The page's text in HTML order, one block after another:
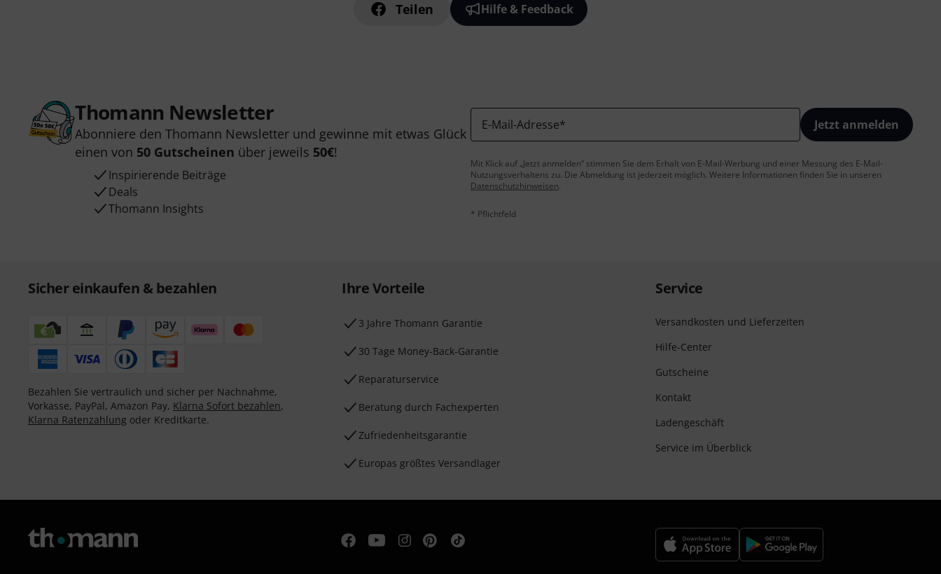
Teilen Hilfe & Feedback
Thomann Newsletter
Abonniere den Thomann Newsletter und gewinne mit etwas Glück
einen von 50 Gutscheinen über jeweils 50€!
Inspirierende Beiträge
Deals
Thomann Insights
E-Mail-Adresse* Jetzt anmelden
Mit Klick auf „Jetzt anmelden“ stimmen Sie dem Erhalt von E-Mail-Werbung und einer Messung des E-Mail-
Nutzungsverhaltens zu. Die Abmeldung ist jederzeit möglich. Weitere Informationen finden Sie in unseren
Datenschutzhinweisen.
* Pflichtfeld
Sicher einkaufen & bezahlen
Bezahlen Sie vertraulich und sicher per Nachnahme,
Vorkasse, PayPal, Amazon Pay, Klarna Sofort bezahlen,
Klarna Ratenzahlung oder Kreditkarte.
Ihre Vorteile
3 Jahre Thomann Garantie
30 Tage Money-Back-Garantie
Reparaturservice
Beratung durch Fachexperten
Zufriedenheitsgarantie
Europas größtes Versandlager
Service
Versandkosten und Lieferzeiten
Hilfe-Center
Gutscheine
Kontakt
Ladengeschäft
Service im Überblick